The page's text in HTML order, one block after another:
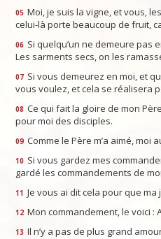
05 Moi, je suis la vigne, et vous,
celui-là porte beaucoup de fruit,
06 Si quelqu’un ne demeure pas
Les sarments secs, on les
07 Si vous demeurez en moi, et
vous voulez, et cela se réalisera
08 Ce qui fait la gloire de mon
pour moi des disciples.
09 Comme le Père m’a aimé, moi
10 Si vous gardez mes
gardé les commandements de
11 Je vous ai dit cela pour que
12 Mon commandement, le voici :
13 Il n’y a pas de plus grand